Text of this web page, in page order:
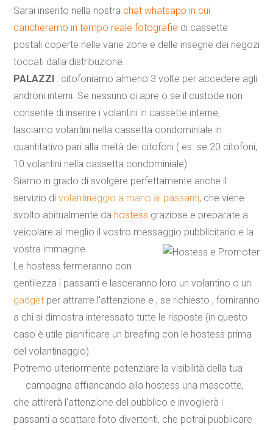
Sarai inserito nella nostra chat whatsapp in cui
caricheremo in tempo reale fotografie di cassette
postali coperte nelle varie zone e delle insegne dei negozi
toccati dalla distribuzione.
PALAZZI : citofoniamo almeno 3 volte per accedere agli
androni interni. Se nessuno ci apre o se il custode non
consente di inserire i volantini in cassette interne,
lasciamo volantini nella cassetta condominiale in
quantitativo pari alla metà dei citofoni ( es. se 20 citofoni,
10 volantini nella cassetta condominiale)
Siamo in grado di svolgere perfettamente anche il
servizio di volantinaggio a mano ai passanti, che viene
svolto abitualmente da hostess graziose e preparate a
veicolare al meglio il vostro messaggio pubblicitario e la
vostra immagine.
Le hostess fermeranno con
gentilezza i passanti e lasceranno loro un volantino o un
gadget per attrarre l'attenzione e , se richiesto , forniranno
a chi si dimostra interessato tutte le risposte (in questo
caso è utile pianificare un breafing con le hostess prima
del volantinaggio).
Potremo ulteriormente potenziare la visibilità della tua
campagna affiancando alla hostess una mascotte,
che attirerà l'attenzione del pubblico e invoglierà i
passanti a scattare foto divertenti, che potrai pubblicare